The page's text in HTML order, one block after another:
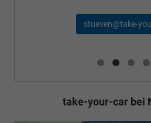
stueven@take-
take-your-car bei